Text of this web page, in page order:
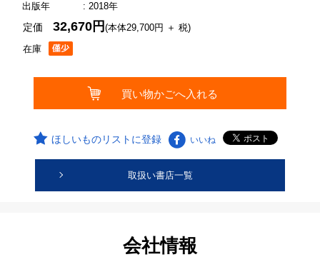
出版年
: 2018年
在庫
定価32,670円(本体29,700円 ＋ 税)
ほしいものリストに登録 いいね
取扱い書店一覧
会社情報